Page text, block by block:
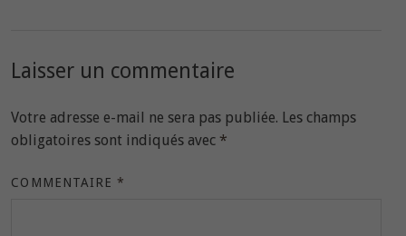
Laisser un commentaire
Votre adresse e-mail ne sera pas publiée. Les champs
obligatoires sont indiqués avec *
COMMENTAIRE*